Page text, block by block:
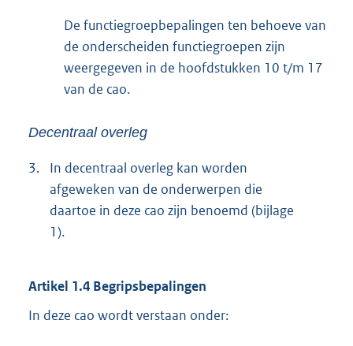
De functiegroepbepalingen ten behoeve van
de onderscheiden functiegroepen zijn
weergegeven in de hoofdstukken 10 t/m 17
van de cao.
Decentraal overleg
3.
In decentraal overleg kan worden
afgeweken van de onderwerpen die
daartoe in deze cao zijn benoemd (bijlage
1).
Artikel 1.4 Begripsbepalingen
In deze cao wordt verstaan onder: